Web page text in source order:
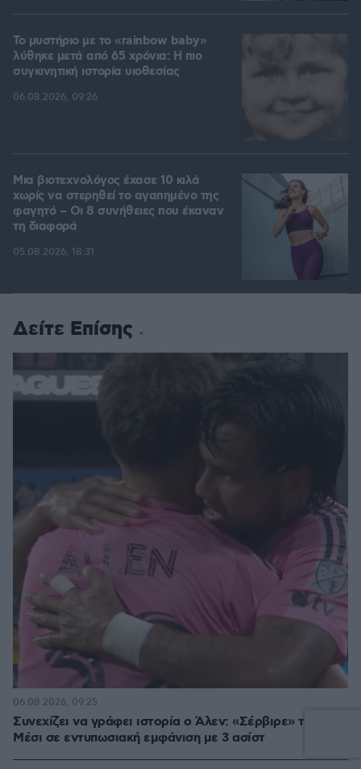
Το μυστήριο με το «rainbow baby»
λύθηκε μετά από 65 χρόνια: Η πιο
συγκινητική ιστορία υιοθεσίας
06.08.2026, 09:26
Μια βιοτεχνολόγος έχασε 10 κιλά
χωρίς να στερηθεί το αγαπημένο της
φαγητό – Οι 8 συνήθειες που έκαναν
τη διαφορά
05.08.2026, 18:31
Δείτε Επίσης
Συνεχίζει να γράφει ιστορία ο Άλεν: «Σέρβιρε» τον
Μέσι σε εντυπωσιακή εμφάνιση με 3 ασίστ
06.08.2026, 09:25